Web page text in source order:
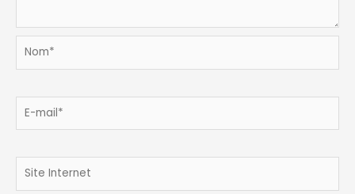
Nom*
E-
Site